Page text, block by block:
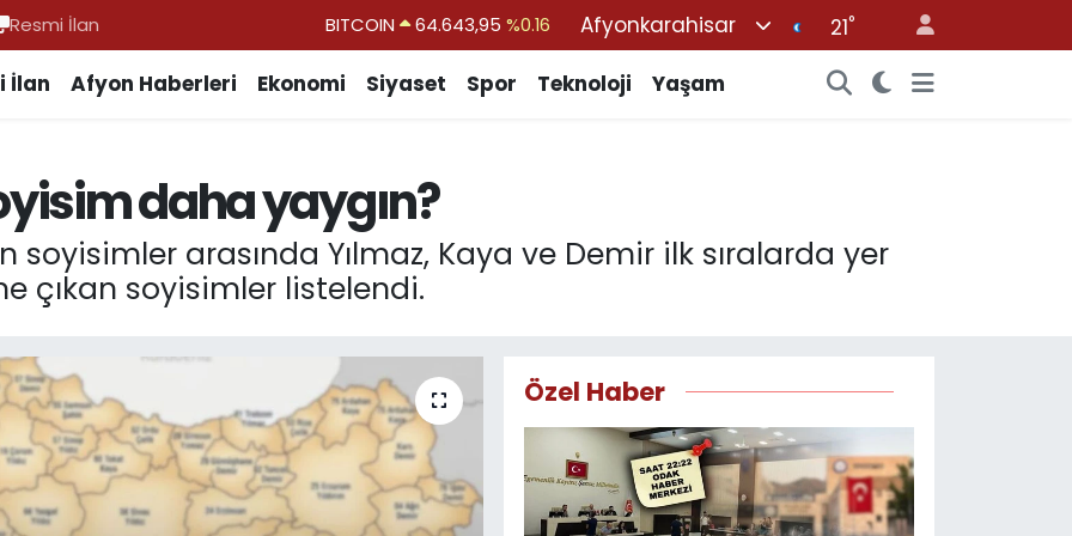
Resmi İlan DOLAR 47,6006%0.06
BİST100
BITCOIN
64.643,95
Afyonkarahisar 21°
İlan Afyon Haberleri Ekonomi Siyaset Spor Teknoloji Yaşam
daha yaygın?
soyisimler arasında Yılmaz, Kaya ve Demir ilk sıralarda yer
çıkan soyisimler listelendi.
Özel Haber